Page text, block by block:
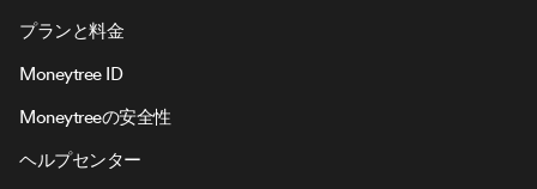
プランと料金
Moneytree ID
Moneytreeの安全性
ヘルプセンター